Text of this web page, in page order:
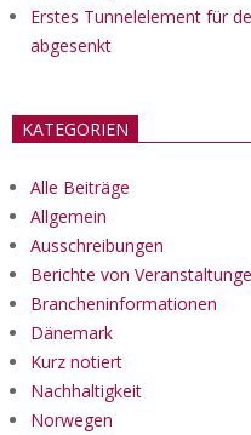
Erstes Tunnelelement für
abgesenkt
KATEGORIEN
Alle Beiträge
Allgemein
Ausschreibungen
Berichte von
Brancheninformationen
Dänemark
Kurz notiert
Nachhaltigkeit
Norwegen